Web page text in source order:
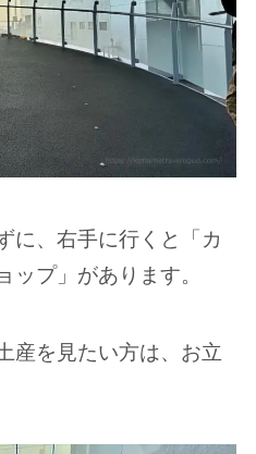
に、右手に行くと「カ
プ」があります。
産を見たい方は、お立